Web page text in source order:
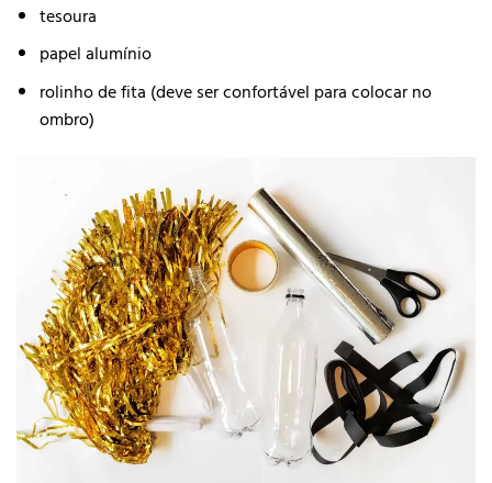
tesoura
papel alumínio
rolinho de fita (deve ser confortável para colocar no
ombro)